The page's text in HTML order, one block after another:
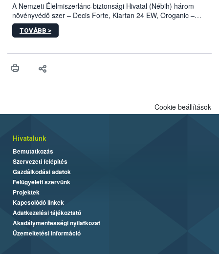
A Nemzeti Élelmiszerlánc-biztonsági Hivatal (Nébih) három
növényvédő szer – Decis Forte, Klartan 24 EW, Oroganic –
engedélyokiratát módosította, így azok a szüretet követően,
egészen a vesszőérettség (BBCH 91) stádiumáig
érésű szőlőkben is legyen lehetőség a károsító elleni további
felhasználók számára is elérhető és ökológiai termesztésben is
TOVÁBB >
Cookie beállítások
Hivatalunk
Bemutatkozás
Szervezeti felépítés
Gazdálkodási adatok
Felügyeleti szervünk
Projektek
Kapcsolódó linkek
Adatkezelési tájékoztató
Akadálymentességi nyilatkozat
Üzemeltetési információ